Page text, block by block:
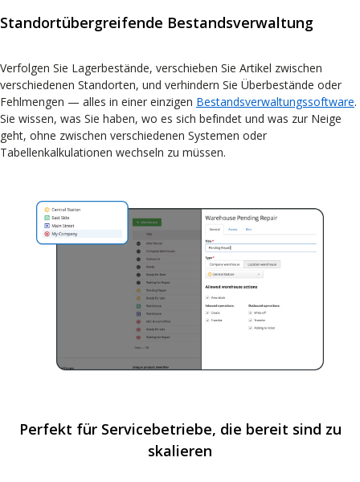
Standortübergreifende Bestandsverwaltung
Verfolgen Sie Lagerbestände, verschieben Sie Artikel zwischen
verschiedenen Standorten, und verhindern Sie Überbestände oder
Fehlmengen — alles in einer einzigen Bestandsverwaltungssoftware.
Sie wissen, was Sie haben, wo es sich befindet und was zur Neige
geht, ohne zwischen verschiedenen Systemen oder
Tabellenkalkulationen wechseln zu müssen.
Perfekt für Servicebetriebe, die bereit sind zu
skalieren